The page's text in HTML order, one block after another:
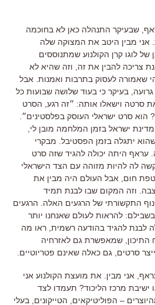
שבעיקר התנהלה כאן לא בחוכמה
אני מבין היטב את המצוקה שלה
לוגו קרן הקולנוע שמתנוססים
צריכה להבין את זה, וזה שהיא לא
שאמורה לעסוק בתרבות ואמנות. אבל
בעיקר כי בעוד שלושה שבועות כל
סרטה וישאלו אותה: ״זה רגע, הסרט
הוא סרט ישראלי העוסק בפלסטינים״.
ישראל בזמן המלחמה מובן לי,
יתגלה בזמן הפסטיבל. מבקרי
עראף היתה יכולה להגיד שזה סרט
לה להיות מזוהה עם הצד הישראלי
חום, אבל העולם היה מבין את
וזה המקום שבו לבנת תמיד
התקשורתי של הרגעים האלה. הרגעים
להראות לעולם שאנחנו יותר
לבנת להגיד בהודעה רשמית, ראו מה
התיכון, שמאפשרת גם לאזרחיה
סרטים, גם כאלה שאינם פטריוטיים.
אני מבין. את מועצת הקולנוע אני
ישיבת מרכז הליכוד? תעמדו לצד
– הפוליטיקאים, הטייקונים, בעלי